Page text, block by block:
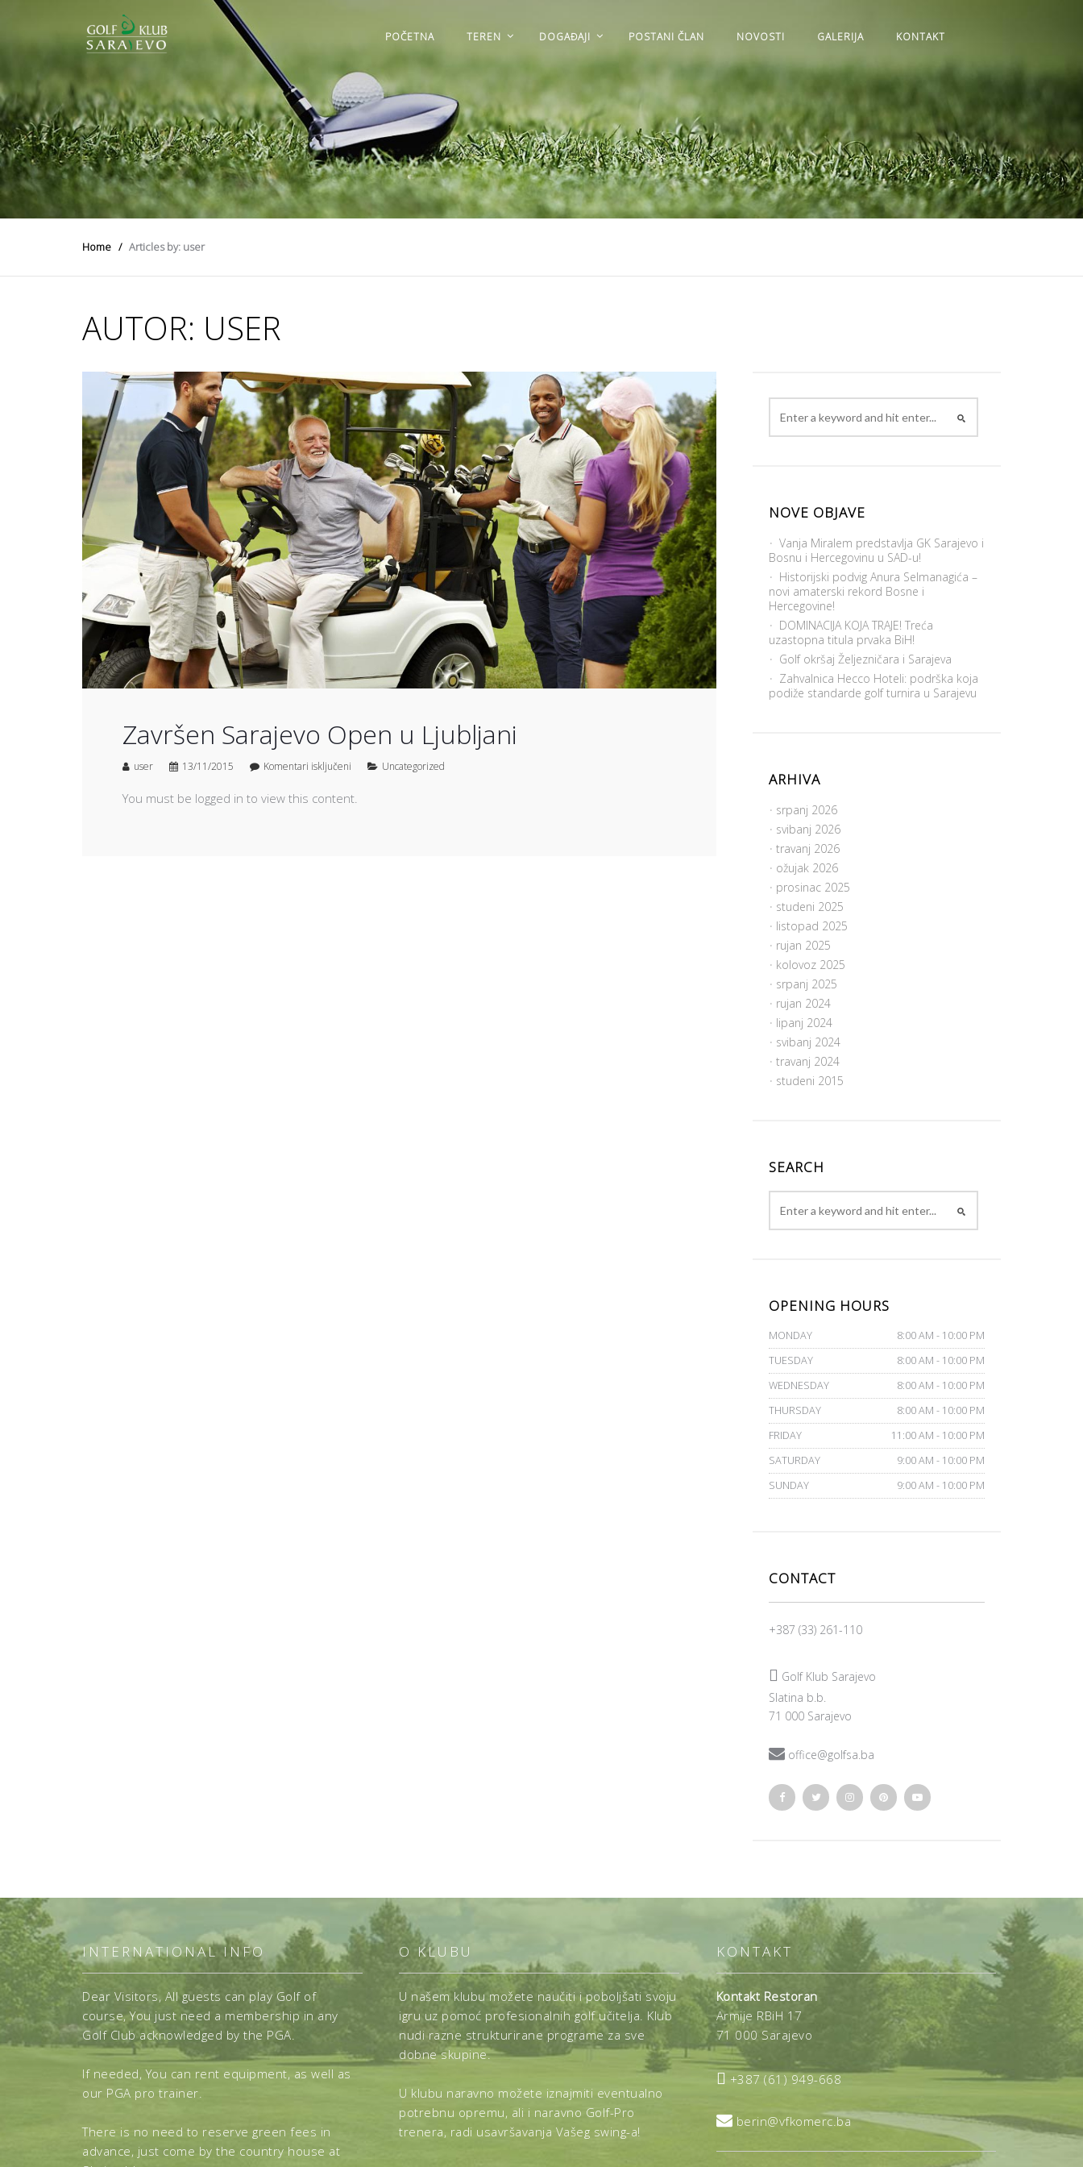
POČETNA TEREN DOGAĐAJI POSTANI ČLAN NOVOSTI GALERIJA KONTAKT
Home Articles by: user
AUTOR: USER
Završen Sarajevo Open u Ljubljani
user 13/11/2015 Komentari isključeni Uncategorized
You must be logged in to view this content.
NOVE OBJAVE
Vanja Miralem predstavlja GK Sarajevo i
Bosnu i Hercegovinu u SAD-u!
Historijski podvig Anura Selmanagića –
novi amaterski rekord Bosne i
Hercegovine!
DOMINACIJA KOJA TRAJE! Treća
uzastopna titula prvaka BiH!
Golf okršaj Željezničara i Sarajeva
Zahvalnica Hecco Hoteli: podrška koja
podiže standarde golf turnira u Sarajevu
ARHIVA
srpanj 2026
svibanj 2026
travanj 2026
ožujak 2026
prosinac 2025
studeni 2025
listopad 2025
rujan 2025
kolovoz 2025
srpanj 2025
rujan 2024
lipanj 2024
svibanj 2024
travanj 2024
studeni 2015
SEARCH
OPENING HOURS
MONDAY
8:00 AM - 10:00 PM
TUESDAY
8:00 AM - 10:00 PM
WEDNESDAY
8:00 AM - 10:00 PM
THURSDAY
8:00 AM - 10:00 PM
FRIDAY
11:00 AM - 10:00 PM
SATURDAY
9:00 AM - 10:00 PM
SUNDAY
9:00 AM - 10:00 PM
CONTACT
+387 (33) 261-110
 Golf Klub Sarajevo
Slatina b.b.
71 000 Sarajevo
 office@golfsa.ba
INTERNATIONAL INFO
Dear Visitors, All guests can play Golf of
course, You just need a membership in any
Golf Club acknowledged by the PGA.
If needed, You can rent equipment, as well as
our PGA pro trainer.
There is no need to reserve green fees in
advance, just come by the country house at
O KLUBU
U našem klubu možete naučiti i poboljšati svoju
igru uz pomoć profesionalnih golf učitelja. Klub
nudi razne strukturirane programe za sve
dobne skupine.
U klubu naravno možete iznajmiti eventualno
potrebnu opremu, ali i naravno Golf-Pro
trenera, radi usavršavanja Vašeg swing-a!
KONTAKT
Kontakt Restoran
Armije RBiH 17
71 000 Sarajevo
 +387 (61) 949-668
 berin@vfkomerc.ba